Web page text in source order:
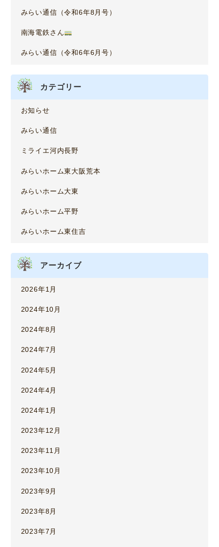
みらい通信（令和6年8月号）
南海電鉄さん
みらい通信（令和6年6月号）
カテゴリー
お知らせ
みらい通信
ミライエ河内長野
みらいホーム東大阪荒本
みらいホーム大東
みらいホーム平野
みらいホーム東住吉
アーカイブ
2026年1月
2024年10月
2024年8月
2024年7月
2024年5月
2024年4月
2024年1月
2023年12月
2023年11月
2023年10月
2023年9月
2023年8月
2023年7月